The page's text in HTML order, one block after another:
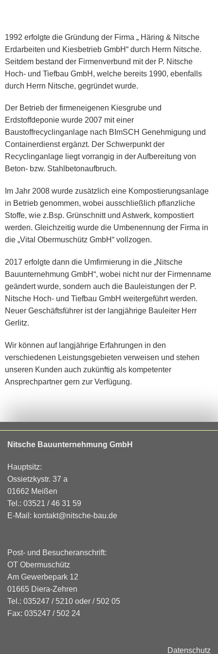
1992 erfolgte die Gründung der Firma „ Häring & Nitsche
Erdarbeiten und Kiesbetrieb GmbH“ durch Herrn Nitsche.
Seitdem bestand der Firmenverbund mit der P. Nitsche
Hoch- und Tiefbau GmbH, welche bereits 1990, ebenfalls
durch Herrn Nitsche, gegründet wurde.
Der Betrieb der firmeneigenen Kiesgrube und
Erdstoffdeponie wurde 2007 mit einer
Baustoffrecyclinganlage nach BImSCH Genehmigung und
Containerdienst ergänzt. Der Schwerpunkt der
Recyclinganlage liegt vorrangig in der Aufbereitung von
Beton- bzw. Stahlbetonaufbruch.
Im Jahr 2008 wurde zusätzlich eine Kompostierungsanlage
in Betrieb genommen, wobei ausschließlich pflanzliche
Stoffe, wie z.Bsp. Grünschnitt und Astwerk, kompostiert
werden. Gleichzeitig wurde die Umbenennung der Firma in
die „Vital Obermuschütz GmbH“ vollzogen.
2017 erfolgte dann die Umfirmierung in die „Nitsche
Bauunternehmung GmbH“, wobei nicht nur der Firmenname
geändert wurde, sondern auch die Bauleistungen der P.
Nitsche Hoch- und Tiefbau GmbH weitergeführt werden.
Neuer Geschäftsführer ist der langjährige Bauleiter Herr
Gerlitz.
Wir können auf langjährige Erfahrungen in den
verschiedenen Leistungsgebieten verweisen und stehen
unseren Kunden auch zukünftig als kompetenter
Ansprechpartner gern zur Verfügung.
Nitsche Bauunternehmung GmbH
Hauptsitz:
Ossietzkystr. 37 a
01662 Meißen
Tel.: 03521 / 46 31 59
E-Mail: kontakt@nitsche-bau.de
Post- und Besucheranschrift:
OT Obermuschütz
Am Gewerbepark 12
01665 Diera-Zehren
Tel.: 035247 / 5210 oder / 502 05
Fax: 035247 / 502 24
Datenschutz